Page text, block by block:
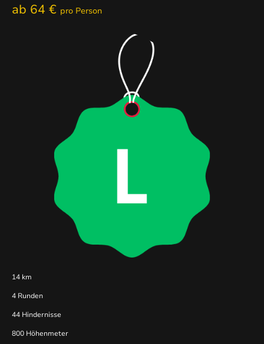
ab 64 € pro Person
14 km
4 Runden
44 Hindernisse
800 Höhenmeter